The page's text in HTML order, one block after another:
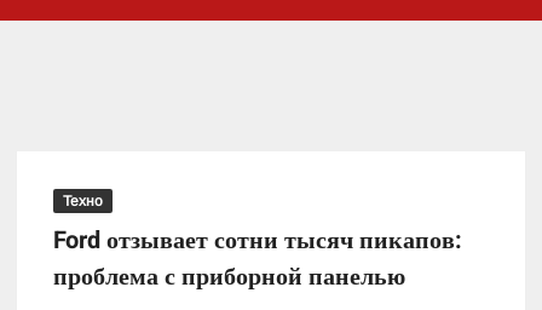
Техно
Ford отзывает сотни тысяч пикапов:
проблема с приборной панелью